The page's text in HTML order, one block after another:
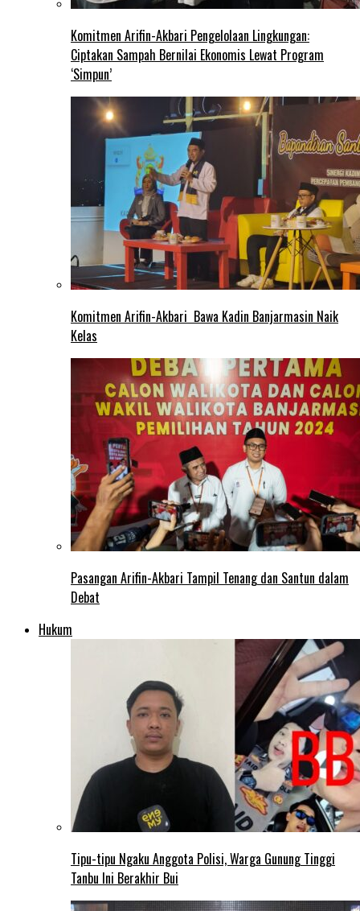
Komitmen Arifin-Akbari Pengelolaan Lingkungan:
Ciptakan Sampah Bernilai Ekonomis Lewat Program
‘Simpun’
Komitmen Arifin-Akbari Bawa Kadin Banjarmasin Naik
Kelas
Pasangan Arifin-Akbari Tampil Tenang dan Santun dalam
Debat
Hukum
Tipu-tipu Ngaku Anggota Polisi, Warga Gunung Tinggi
Tanbu Ini Berakhir Bui